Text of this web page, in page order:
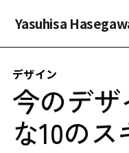
Yasuhisa
デザイン
今のデ
な10のス